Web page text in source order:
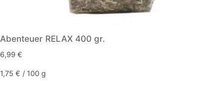
Abenteuer RELAX 400 gr.
6,99 €
1,75 € / 100 g